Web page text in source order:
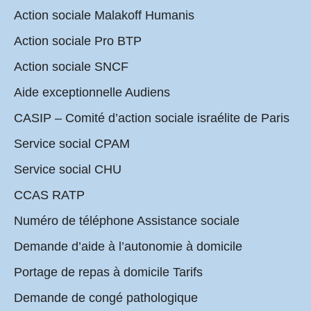
Action sociale Malakoff Humanis
Action sociale Pro BTP
Action sociale SNCF
Aide exceptionnelle Audiens
CASIP – Comité d’action sociale israélite de Paris
Service social CPAM
Service social CHU
CCAS RATP
Numéro de téléphone Assistance sociale
Demande d’aide à l’autonomie à domicile
Portage de repas à domicile Tarifs
Demande de congé pathologique